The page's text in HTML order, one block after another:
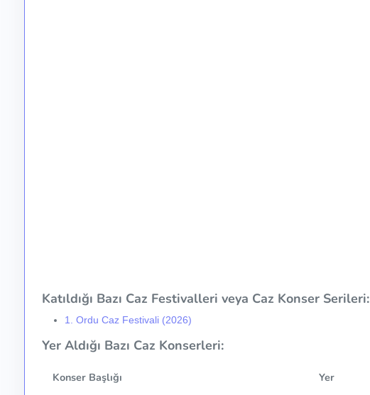
Katıldığı Bazı Caz Festivalleri veya Caz Konser Serileri:
1. Ordu Caz Festivali (2026)
Yer Aldığı Bazı Caz Konserleri:
Konser Başlığı Yer